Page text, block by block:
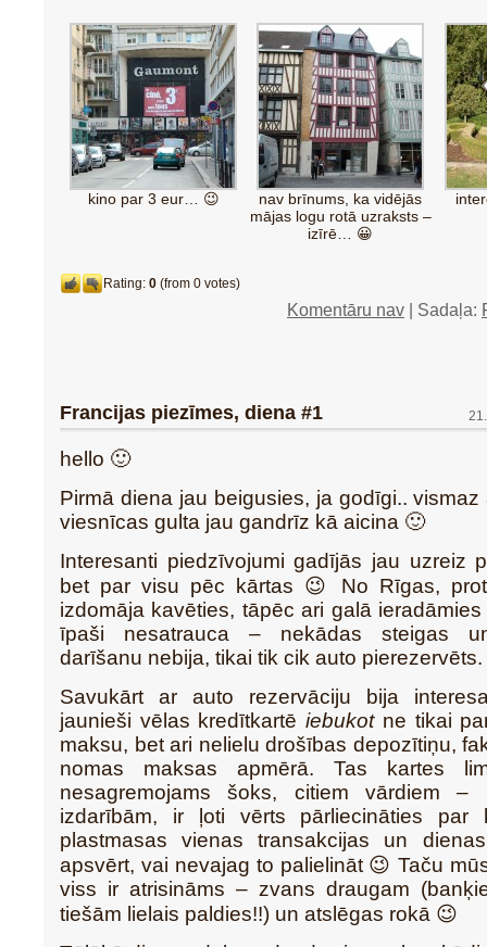
kino par 3 eur… 😉
nav brīnums, ka vidējās
mājas logu rotā uzraksts –
izīrē… 😀
Rating: 0 (from 0 votes)
Komentāru nav | Sadaļa:
Francijas piezīmes, diena #1
hello 🙂
Pirmā diena jau beigusies, ja godīgi..
viesnīcas gulta jau gandrīz kā aicina 🙂
Interesanti piedzīvojumi gadījās jau uzreiz
bet par visu pēc kārtas 😉 No Rīgas,
izdomāja kavēties, tāpēc ari galā
īpaši nesatrauca – nekādas steigas
darīšanu nebija, tikai tik cik auto pierezervēts.
Savukārt ar auto rezervāciju bija
jaunieši vēlas kredītkartēiebukotne tikai
maksu, bet ari nelielu drošības depozītiņu,
nomas maksas apmērā. Tas kartes
nesagremojams šoks, citiem vārdiem –
izdarībām, ir ļoti vērts pārliecināties par
plastmasas vienas transakcijas un
apsvērt, vai nevajag to palielināt 😉 Taču
viss ir atrisināms – zvans draugam
tiešām lielais paldies!!) un atslēgas rokā 😉